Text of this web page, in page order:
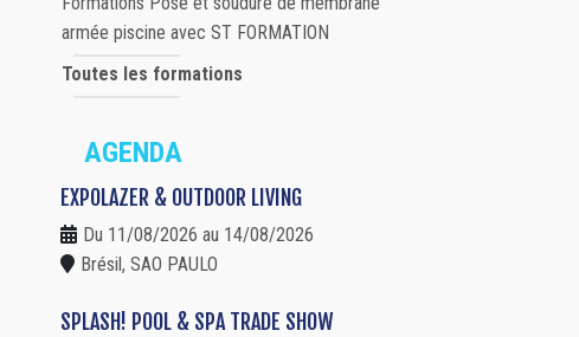
armée piscine avec ST FORMATION
Toutes les formations
AGENDA
EXPOLAZER & OUTDOOR LIVING
Du 11/08/2026 au 14/08/2026
Brésil, SAO PAULO
SPLASH! POOL & SPA TRADE SHOW